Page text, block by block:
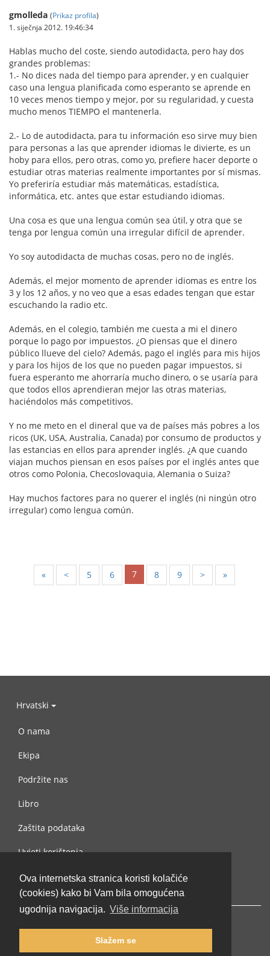
Ova internetska stranica koristi kolačiće
(cookies) kako bi Vam bila omogućena
ugodnija navigacija. Više informacija
Slažem se
gmolleda (Prikaz profila)
1. siječnja 2012. 19:46:34
Hablas mucho del coste, siendo autodidacta, pero hay dos
grandes problemas:
1.- No dices nada del tiempo para aprender, y en cualquier
caso una lengua planificada como esperanto se aprende en
10 veces menos tiempo y mejor, por su regularidad, y cuesta
mucho menos TIEMPO el mantenerla.
2.- Lo de autodidacta, para tu información eso sirve muy bien
para personas a las que aprender idiomas le divierte, es un
hoby para ellos, pero otras, como yo, prefiere hacer deporte o
estudiar otras materias realmente importantes por sí mismas.
Yo preferiría estudiar más matemáticas, estadística,
informática, etc. antes que estar estudiando idiomas.
Una cosa es que una lengua común sea útil, y otra que se
tenga por lengua común una irregular difícil de aprender.
Yo soy autodidacta de muchas cosas, pero no de inglés.
Además, el mejor momento de aprender idiomas es entre los
3 y los 12 años, y no veo que a esas edades tengan que estar
escuchando la radio etc.
Además, en el colegio, también me cuesta a mi el dinero
porque lo pago por impuestos. ¿O piensas que el dinero
público llueve del cielo? Además, pago el inglés para mis hijos
y para los hijos de los que no pueden pagar impuestos, si
fuera esperanto me ahorraría mucho dinero, o se usaría para
que todos ellos aprendieran mejor las otras materias,
haciéndolos más competitivos.
Y no me meto en el dineral que va de países más pobres a los
ricos (UK, USA, Australia, Canada) por consumo de productos y
las estancias en ellos para aprender inglés. ¿A que cuando
viajan muchos piensan en esos países por el inglés antes que
otros como Polonia, Checoslovaquia, Alemania o Suiza?
Hay muchos factores para no querer el inglés (ni ningún otro
irregular) como lengua común.
« < 5 6 7 8 9 > »
Hrvatski
O nama
Ekipa
Podržite nas
Libro
Zaštita podataka
Uvjeti korištenja
Kontaktiraj nas
© 2002-2026 lernu.net |Impressum